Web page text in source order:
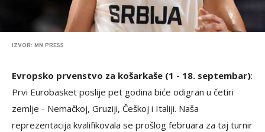
IZVOR: MN PRESS
Evropsko prvenstvo za košarkaše (1 - 18. septembar):
Prvi Eurobasket poslije pet godina biće odigran u četiri
zemlje - Nemačkoj, Gruziji, Češkoj i Italiji. Naša
reprezentacija kvalifikovala se prošlog februara za taj turnir